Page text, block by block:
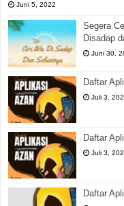
Juni 5, 2022
Segera
Disadap
Juni 30,
Daftar
Juli 3,
Daftar
Juli 3,
Daftar